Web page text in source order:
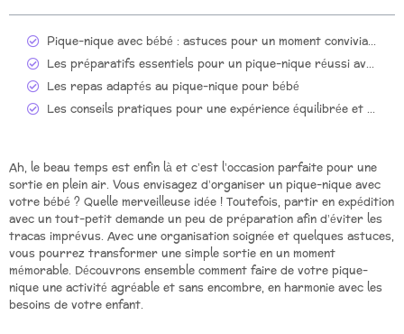
Pique-nique avec bébé : astuces pour un moment convivial et serein
Les préparatifs essentiels pour un pique-nique réussi avec bébé
Les repas adaptés au pique-nique pour bébé
Les conseils pratiques pour une expérience équilibrée et agréable
Ah, le beau temps est enfin là et c’est l’occasion parfaite pour une
sortie en plein air. Vous envisagez d’organiser un pique-nique avec
votre bébé ? Quelle merveilleuse idée ! Toutefois, partir en expédition
avec un tout-petit demande un peu de préparation afin d’éviter les
tracas imprévus. Avec une organisation soignée et quelques astuces,
vous pourrez transformer une simple sortie en un moment
mémorable. Découvrons ensemble comment faire de votre pique-
nique une activité agréable et sans encombre, en harmonie avec les
besoins de votre enfant.